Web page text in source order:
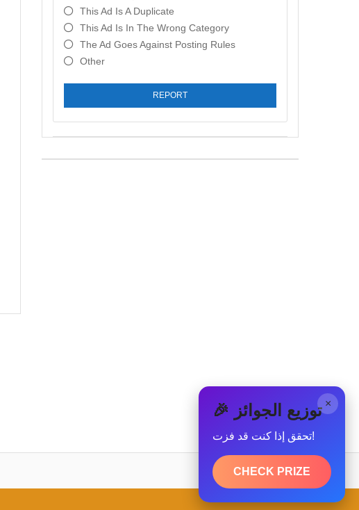
This Ad Is A Duplicate
This Ad Is In The Wrong Category
The Ad Goes Against Posting Rules
Other
REPORT
× 🎉 توزيع الجوائز
تحقق إذا كنت قد فزت!
CHECK PRIZE